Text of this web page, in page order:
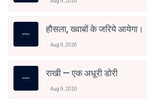
हौसला, ख्वाबों के जरिये आयेगा।
Aug 9, 2026
राखी — एक अधूरी डोरी
Aug 9, 2026